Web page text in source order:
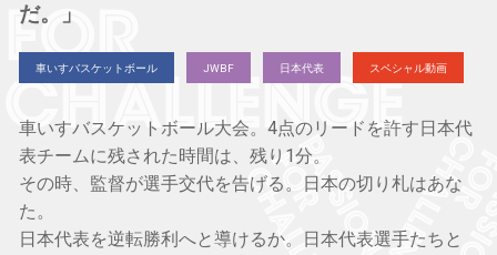
だ。」
車いすバスケットボール JWBF 日本代表 スペシャル動画
車いすバスケットボール大会。4点のリードを許す日本代
表チームに残された時間は、残り1分。
その時、監督が選手交代を告げる。日本の切り札はあな
た。
日本代表を逆転勝利へと導けるか。日本代表選手たちと